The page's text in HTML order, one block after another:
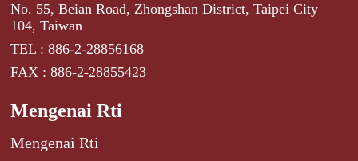
No. 55, Beian Road, Zhongshan District, Taipei City
104, Taiwan
TEL : 886-2-28856168
FAX : 886-2-28855423
Mengenai Rti
Mengenai Rti